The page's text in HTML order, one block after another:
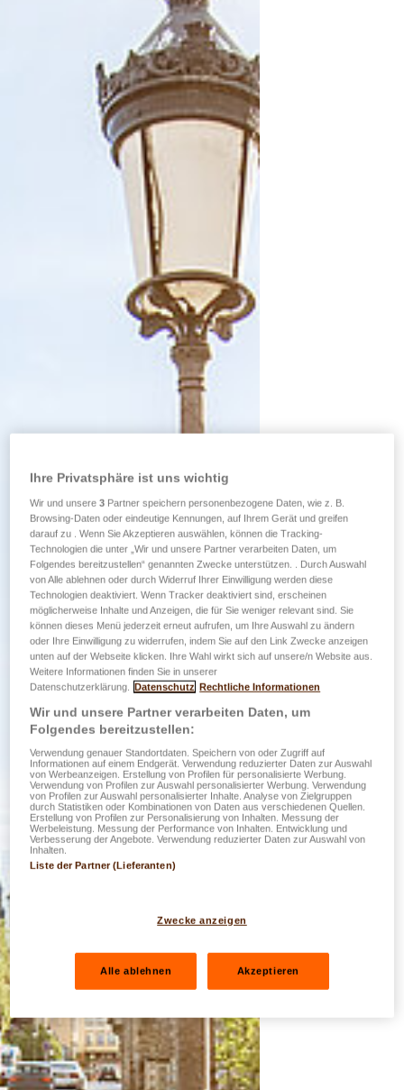
Ihre Privatsphäre ist uns wichtig
Wir und unsere3 Partner speichern personenbezogene Daten, wie z. B.
Browsing-Daten oder eindeutige Kennungen, auf Ihrem Gerät und greifen
darauf zu . Wenn Sie Akzeptieren auswählen, können die Tracking-
Technologien die unter „Wir und unsere Partner verarbeiten Daten, um
Folgendes bereitzustellen“ genannten Zwecke unterstützen. . Durch Auswahl
von Alle ablehnen oder durch Widerruf Ihrer Einwilligung werden diese
Technologien deaktiviert. Wenn Tracker deaktiviert sind, erscheinen
möglicherweise Inhalte und Anzeigen, die für Sie weniger relevant sind. Sie
können dieses Menü jederzeit erneut aufrufen, um Ihre Auswahl zu ändern
oder Ihre Einwilligung zu widerrufen, indem Sie auf den Link Zwecke anzeigen
unten auf der Webseite klicken. Ihre Wahl wirkt sich auf unsere/n Website aus.
Weitere Informationen finden Sie in unserer
Datenschutzerklärung.
Datenschutz Rechtliche Informationen
Wir und unsere Partner verarbeiten Daten, um
Folgendes bereitzustellen:
Verwendung genauer Standortdaten. Speichern von oder Zugriff auf
Informationen auf einem Endgerät. Verwendung reduzierter Daten zur Auswahl
von Werbeanzeigen. Erstellung von Profilen für personalisierte Werbung.
Verwendung von Profilen zur Auswahl personalisierter Werbung. Verwendung
von Profilen zur Auswahl personalisierter Inhalte. Analyse von Zielgruppen
durch Statistiken oder Kombinationen von Daten aus verschiedenen Quellen.
Erstellung von Profilen zur Personalisierung von Inhalten. Messung der
Werbeleistung. Messung der Performance von Inhalten. Entwicklung und
Verbesserung der Angebote. Verwendung reduzierter Daten zur Auswahl von
Inhalten.
Liste der Partner (Lieferanten)
Zwecke anzeigen
Alle ablehnen Akzeptieren